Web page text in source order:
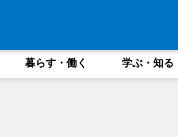
暮らす・働く 学ぶ・知る